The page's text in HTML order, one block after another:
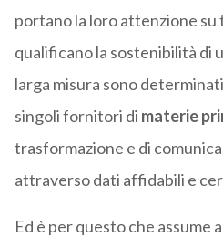
portano la loro attenzione
qualificano la sostenibilità di
larga misura sono
singoli fornitori di materie
trasformazione e di
attraverso dati affidabili e
Ed è per questo che assume